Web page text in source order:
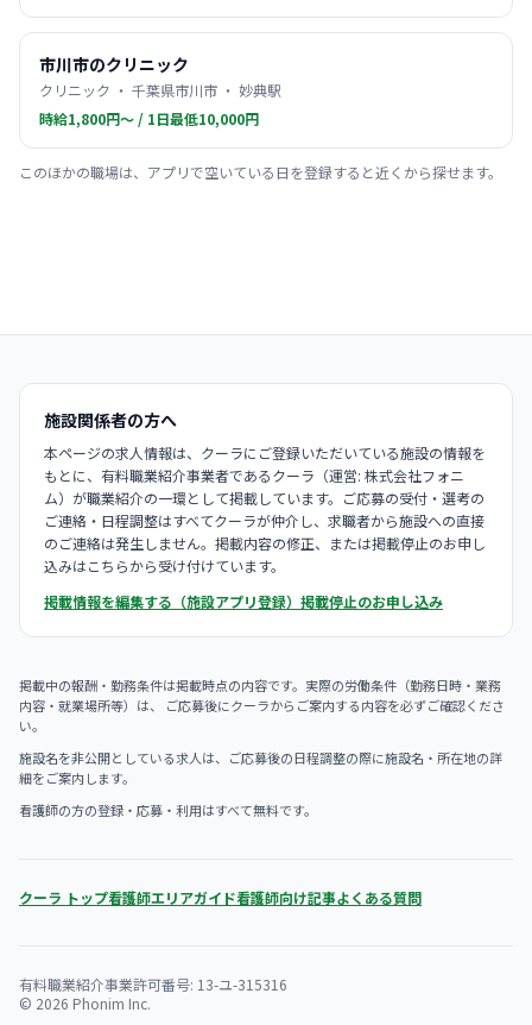
市川市のクリニック
クリニック ・ 千葉県市川市 ・ 妙典駅
時給1,800円〜 / 1日最低10,000円
このほかの職場は、アプリで空いている日を登録すると近くから探せます。
施設関係者の方へ
本ページの求人情報は、クーラにご登録いただいている施設の情報を
もとに、有料職業紹介事業者であるクーラ（運営: 株式会社フォニ
ム）が職業紹介の一環として掲載しています。ご応募の受付・選考の
ご連絡・日程調整はすべてクーラが仲介し、求職者から施設への直接
のご連絡は発生しません。掲載内容の修正、または掲載停止のお申し
込みはこちらから受け付けています。
掲載情報を編集する（施設アプリ登録） 掲載停止のお申し込み
掲載中の報酬・勤務条件は掲載時点の内容です。実際の労働条件（勤務日時・業務
内容・就業場所等）は、 ご応募後にクーラからご案内する内容を必ずご確認くださ
い。
施設名を非公開としている求人は、ご応募後の日程調整の際に施設名・所在地の詳
細をご案内します。
看護師の方の登録・応募・利用はすべて無料です。
クーラ トップ看護師エリアガイド看護師向け記事よくある質問
有料職業紹介事業許可番号: 13-ユ-315316
© 2026 Phonim Inc.